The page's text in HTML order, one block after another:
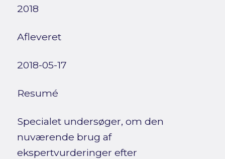
2018
Afleveret
2018-05-17
Resumé
Specialet undersøger, om den
nuværende brug af
ekspertvurderinger efter